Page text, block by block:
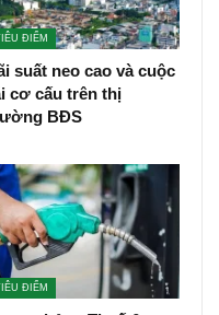
ĐIỂM
suất neo cao và cuộc
cơ cấu trên thị
BĐS
ĐIỂM